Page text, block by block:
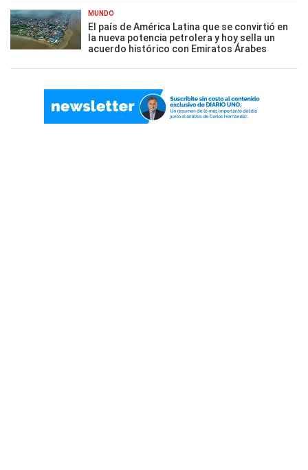
MUNDO
El país de América Latina que se convirtió en
la nueva potencia petrolera y hoy sella un
acuerdo histórico con Emiratos Árabes